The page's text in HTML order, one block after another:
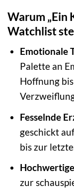
Warum „Ein
Watchlist
Emotionale
Palette an
Hoffnung
Fesselnde
geschickt
bis zur
zur